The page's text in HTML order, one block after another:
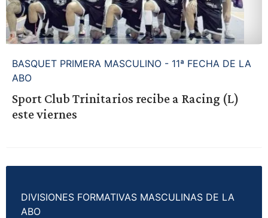
BASQUET PRIMERA MASCULINO - 11ª FECHA DE LA
ABO
Sport Club Trinitarios recibe a Racing (L)
este viernes
DIVISIONES FORMATIVAS MASCULINAS DE LA
ABO